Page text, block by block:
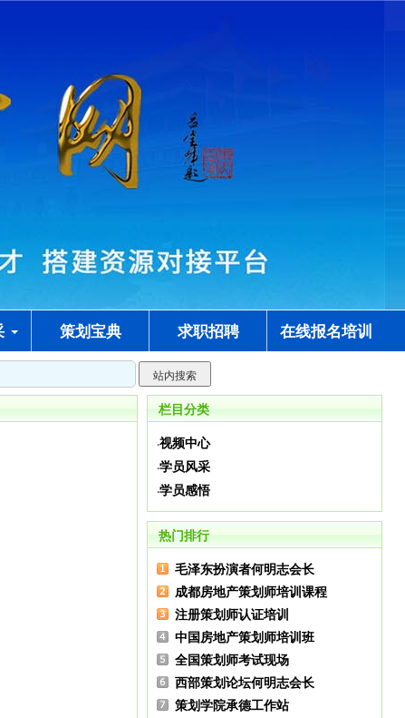
策划宝典 求职招聘 在线报名培训
栏目分类
·视频中心
·学员风采
·学员感悟
热门排行
毛泽东扮演者何明志会长
成都房地产策划师培训课程
注册策划师认证培训
中国房地产策划师培训班
全国策划师考试现场
西部策划论坛何明志会长
策划学院承德工作站